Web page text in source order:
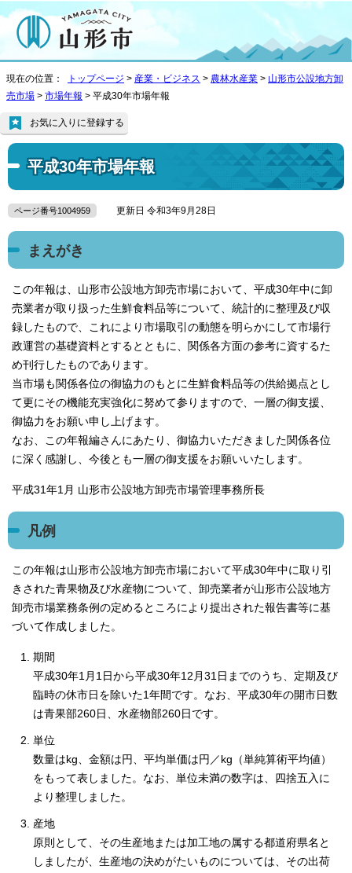
現在の位置： トップページ > 産業・ビジネス > 農林水産業 > 山形市公設地方卸
売市場 > 市場年報 > 平成30年市場年報
平成30年市場年報
お気に入りに登録する
ページ番号1004959 更新日 令和3年9月28日
まえがき
この年報は、山形市公設地方卸売市場において、平成30年中に卸
売業者が取り扱った生鮮食料品等について、統計的に整理及び収
録したもので、これにより市場取引の動態を明らかにして市場行
政運営の基礎資料とするとともに、関係各方面の参考に資するた
め刊行したものであります。
当市場も関係各位の御協力のもとに生鮮食料品等の供給拠点とし
て更にその機能充実強化に努めて参りますので、一層の御支援、
御協力をお願い申し上げます。
なお、この年報編さんにあたり、御協力いただきました関係各位
に深く感謝し、今後とも一層の御支援をお願いいたします。
平成31年1月 山形市公設地方卸売市場管理事務所長
凡例
この年報は山形市公設地方卸売市場において平成30年中に取り引
きされた青果物及び水産物について、卸売業者が山形市公設地方
卸売市場業務条例の定めるところにより提出された報告書等に基
づいて作成しました。
期間
平成30年1月1日から平成30年12月31日までのうち、定期及び
臨時の休市日を除いた1年間です。なお、平成30年の開市日数
は青果部260日、水産物部260日です。
単位
数量はkg、金額は円、平均単価は円／kg（単純算術平均値）
をもって表しました。なお、単位未満の数字は、四捨五入に
より整理しました。
産地
原則として、その生産地または加工地の属する都道府県名と
しましたが、生産地の決めがたいものについては、その出荷